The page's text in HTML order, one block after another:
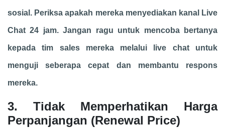
sosial. Periksa apakah mereka menyediakan kanal Live
Chat 24 jam. Jangan ragu untuk mencoba bertanya
kepada tim sales mereka melalui live chat untuk
menguji seberapa cepat dan membantu respons
mereka.
3. Tidak Memperhatikan Harga
Perpanjangan (Renewal Price)